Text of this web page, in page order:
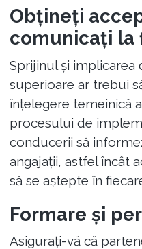
Obțineți
comunicați la
Sprijinul și implicarea
superioare ar trebui
înțelegere temeinică
procesului de
conducerii să
angajații, astfel încât
să se aștepte în
Formare și
Asigurați-vă că